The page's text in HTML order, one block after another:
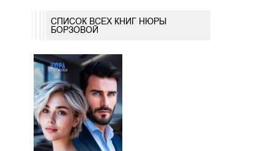
СПИСОК ВСЕХ КНИГ НЮРЫ
БОРЗОВОЙ